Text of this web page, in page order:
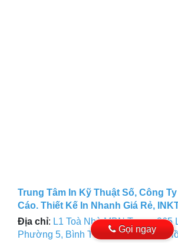
Trung Tâm In Kỹ Thuật Số, Công
Cáo. Thiết Kế In Nhanh Giá Rẻ,
Địa chỉ: L1 Toà Nhà MBN Tower,
Phường 5, Bình Thạnh, Thành phố
Gọi ngay